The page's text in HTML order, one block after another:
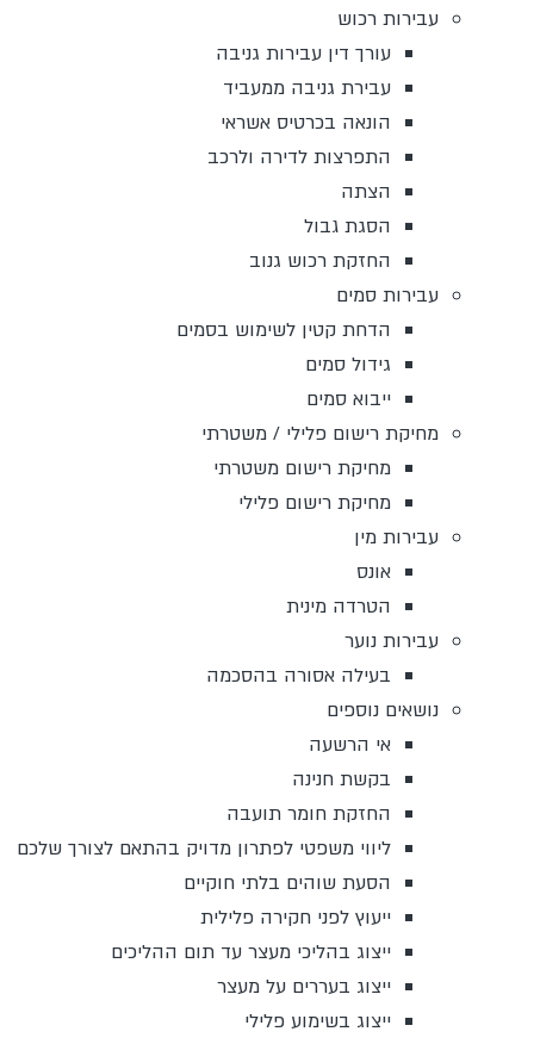
עבירות רכוש
עורך דין עבירות גניבה
עבירת גניבה ממעביד
הונאה בכרטיס אשראי
התפרצות לדירה ולרכב
הצתה
הסגת גבול
החזקת רכוש גנוב
עבירות סמים
הדחת קטין לשימוש בסמים
גידול סמים
ייבוא סמים
מחיקת רישום פלילי / משטרתי
מחיקת רישום משטרתי
מחיקת רישום פלילי
עבירות מין
אונס
הטרדה מינית
עבירות נוער
בעילה אסורה בהסכמה
נושאים נוספים
אי הרשעה
בקשת חנינה
החזקת חומר תועבה
ליווי משפטי לפתרון מדויק בהתאם לצורך שלכם
הסעת שוהים בלתי חוקיים
ייעוץ לפני חקירה פלילית
ייצוג בהליכי מעצר עד תום ההליכים
ייצוג בעררים על מעצר
ייצוג בשימוע פלילי